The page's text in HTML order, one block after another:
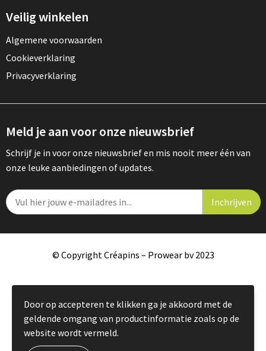
Veilig winkelen
Algemene voorwaarden
Cookieverklaring
Privacyverklaring
Meld je aan voor onze nieuwsbrief
Schrijf je in voor onze nieuwsbrief en mis nooit meer één van
onze leuke aanbiedingen of updates.
© Copyright Créapins – Prowear bv 2023
Door op accepteren te klikken ga je akkoord met de
geldende omgang van productinformatie zoals op de
website wordt vermeld.